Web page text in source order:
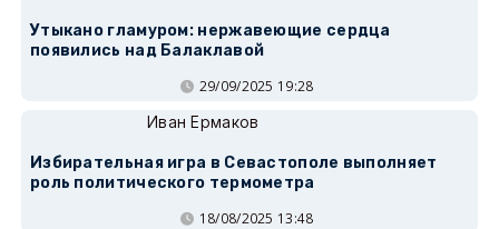
Утыкано гламуром: нержавеющие сердца
появились над Балаклавой
29/09/2025 19:28
Иван Ермаков
Избирательная игра в Севастополе выполняет
роль политического термометра
18/08/2025 13:48